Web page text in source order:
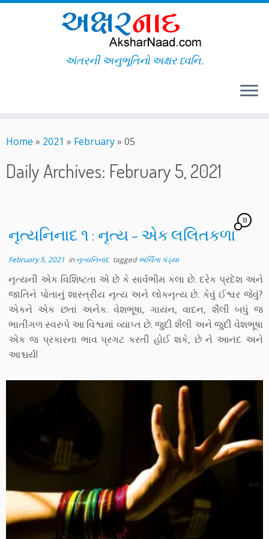
to
અંતરની અનુભૂતિનો અક્ષર ધ્વનિ..
Home » 2021 » February» 05
Daily Archives: February 5, 2021
નૃત્યનિનાદ ૧ : નૃત્ય – એક લલિતકળા
19
February 5, 2021 inનૃત્યનિનાદ taggedઅર્ચિતા પંડ્યા
નૃત્યની એક વિશિષ્ટતા એ છે કે સાર્વભૌમ કલા છે. દરેક પ્રદેશ અને
જાતિને પોતાનું શાસ્ત્રીય નૃત્ય અને લોકનૃત્ય છે. કેવું ઈશ્વર જેવું?
એકને એક છતાં અનેક. વેશભૂષા, ગાયન, વાદન, શૈલી બધું જ
ભાતીગળ સ્વરુપે આ વિશ્વમાં વ્યાપ્ત છે. જુદી શૈલી અને જુદી વેશભૂષા
એક જ પ્રકારના ભાવ પ્રગટ કરતી હોઈ શકે, છે ને આનંદ અને
આશ્ચર્ય!